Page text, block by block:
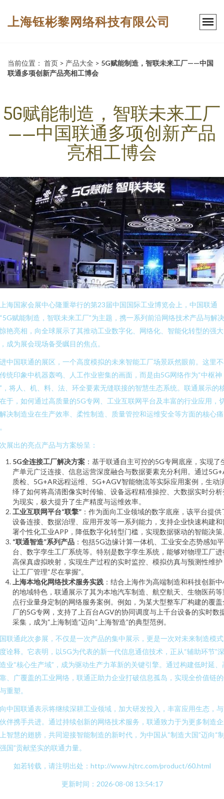
上海钰彬黎网络科技有限公司
当前位置： 首页 > 产品大全 > 5G赋能制造，智联未来工厂——中国
联通多项创新产品亮相工博会
5G赋能制造，智联未来工厂
——中国联通多项创新产品
亮相工博会
海国家会展中心隆重举行的第23届中国国际工业博览会上，中国联通
赋能制造，智联未来工厂”为主题，携一系列前沿网络技术产品与解
艳亮相，向全球展示了其推动工业数字化、网络化、智能化转型的强
成为展会现场备受瞩目的焦点。
中国联通的展区，一个高度模拟的未来智能工厂场景跃然眼前。这里
统印象中机器轰鸣、人工作业密集的画面，而是由5G网络作为“中枢神
，将人、机、料、法、环全要素无缝联接的智慧生态系统。联通展示的
于，如何通过高质量的5G专网、工业互联网平台及丰富的行业应用，
决制造业在生产效率、柔性制造、质量管控和运维安全等方面的核心痛
展出的亮点产品与方案纷呈：
5G全连接工厂解决方案 ：基于联通自主可控的5G专网底座，实现了
产单元广泛连接、信息运营深度融合与数据要素充分利用。通过
质检、5G+AR远程运维、5G+AGV智能物流等实际应用案例，生动
绎了如何将高清图像实时传输、设备远程精准操控、大数据实时分析
为现实，极大提升了生产精度与运维效率。
工业互联网平台“联擎” ：作为面向工业领域的数字底座，该平台提供
设备连接、数据治理、应用开发等一系列能力，支持企业快速构建和
署个性化工业APP，降低数字化转型门槛，实现数据驱动的智能决策
“联通智造”系列产品 ：包括5G边缘计算一体机、工业安全态势感知平
台、数字孪生工厂系统等。特别是数字孪生系统，能够对物理工厂进
高保真虚拟映射，实现生产过程的实时监控、模拟仿真与预测性维护
让工厂管理“尽在掌握”。
上海本地化网络技术服务实践 ：结合上海作为高端制造和科技创新
的地域特色，联通展示了其为本地汽车制造、航空航天、生物医药等
点行业量身定制的网络服务案例。例如，为某大型整车厂构建的覆盖
厂的5G专网，支持了上百台AGV的协同调度与上千台设备的实时数
采集，成为“上海制造”迈向“上海智造”的典型范例。
联通此次参展，不仅是一次产品的集中展示，更是一次对未来制造模
诠释。它表明，以5G为代表的新一代信息通信技术，正从“辅助环节”
业“核心生产域”，成为驱动生产力革新的关键引擎。通过构建低时延、
、广覆盖的工业网络，联通正助力企业打破信息孤岛，实现全价值链
重塑。
中国联通表示将继续深耕工业领域，加大研发投入，丰富应用生态，
伴携手共进。通过持续创新的网络技术服务，联通致力于为更多制造
智慧的翅膀，共同迎接智能制造的新时代，为中国从“制造大国”迈向“
国”贡献坚实的联通力量。
如若转载，请注明出处：http://www.hjtrc.com/product/60.html
更新时间：2026-08-08 13:54:17